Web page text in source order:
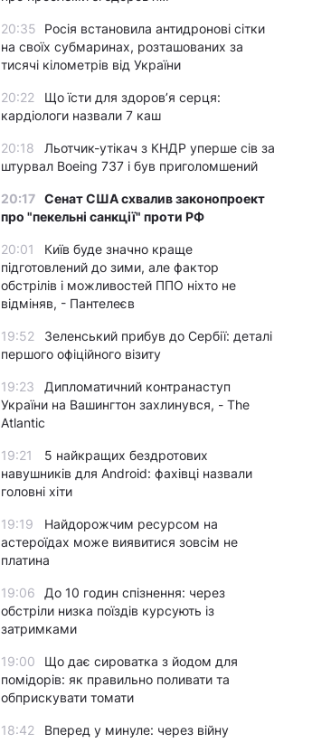
20:35
Росія встановила антидронові сітки
на своїх субмаринах, розташованих за
тисячі кілометрів від України
20:22
Що їсти для здоров’я серця:
кардіологи назвали 7 каш
20:18
Льотчик-утікач з КНДР уперше сів за
штурвал Boeing 737 і був приголомшений
20:17 Сенат США схвалив законопроект
про "пекельні санкції" проти РФ
20:01
Київ буде значно краще
підготовлений до зими, але фактор
обстрілів і можливостей ППО ніхто не
відміняв, - Пантелеєв
19:52
Зеленський прибув до Сербії: деталі
першого офіційного візиту
19:23
Дипломатичний контранаступ
України на Вашингтон захлинувся, - The
Atlantic
19:21
5 найкращих бездротових
навушників для Android: фахівці назвали
головні хіти
19:19
Найдорожчим ресурсом на
астероїдах може виявитися зовсім не
платина
19:06
До 10 годин спізнення: через
обстріли низка поїздів курсують із
затримками
19:00
Що дає сироватка з йодом для
помідорів: як правильно поливати та
обприскувати томати
18:42
Вперед у минуле: через війну